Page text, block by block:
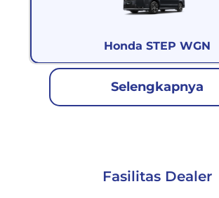
Honda STEP WGN
Selengkapnya
Fasilitas Dealer